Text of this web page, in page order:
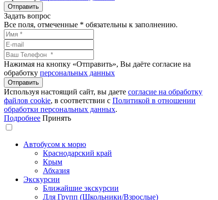
Задать вопрос
Все поля, отмеченные * обязательны к заполнению.
Нажимая на кнопку «Отправить», Вы даёте согласие на
обработку персональных данных
Используя настоящий сайт, вы даете согласие на обработку
файлов сookie, в соответствии с Политикой в отношении
обработки персональных данных.
Подробнее Принять
Автобусом к морю
Краснодарский край
Крым
Абхазия
Экскурсии
Ближайшие экскурсии
Для Групп (Школьники/Взрослые)